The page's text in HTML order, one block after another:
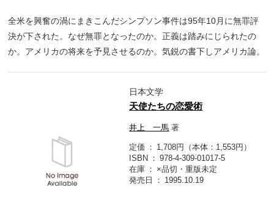
全米を興奮の渦にまきこんだシンプソン事件は95年10月に無罪評
決が下された。なぜ無罪となったのか。正義は踏みにじられたの
か。アメリカの将来を予見させるのか。気鋭の書下しアメリカ論。
日本文学
天使たちの恋愛術
井上 一馬 著
定価
1,708円（本体：1,553円）
ISBN
978-4-309-01017-5
在庫
×品切・重版未定
発売日
1995.10.19